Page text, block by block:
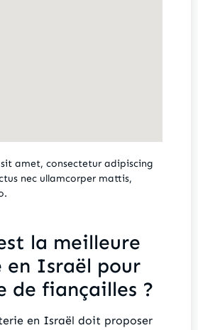
amet, consectetur adipiscing
nec ullamcorper mattis,
la meilleure
Israël pour
de fiançailles ?
en Israël doit proposer